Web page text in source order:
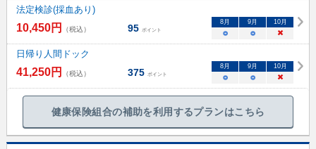
法定検診(採血あり)
10,450円 （税込） 95 ポイント
8 月 9 月 10月
○ ○ ×
日帰り人間ドック
41,250円 （税込） 375 ポイント
8 月 9 月 10月
○ ○ ×
健康保険組合の補助を利用するプランはこちら